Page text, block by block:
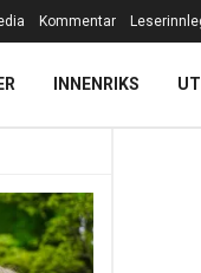
Kommentar
INNENRIKS